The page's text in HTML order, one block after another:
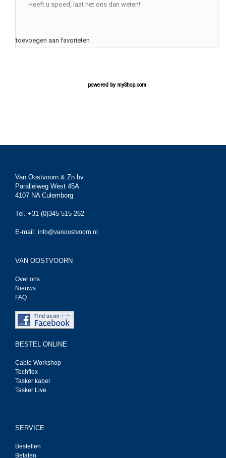
Heeft u spoed, laat het ons dan weten!
toevoegen aan favorieten
powered by myShop.com
Van Oostvoorn & Zn bv
Parallelweg West 45A
4107 NA Culemborg
Tel. +31 (0)345 515 262
E-mail: info@vanoostvoorn.nl
VAN OOSTVOORN
Over ons
Nieuws
FAQ
BESTEL ONLINE
Cable Workshop
Techflex
Tasker kabel
Tasker Live
SERVICE
Bestellen
Betalen